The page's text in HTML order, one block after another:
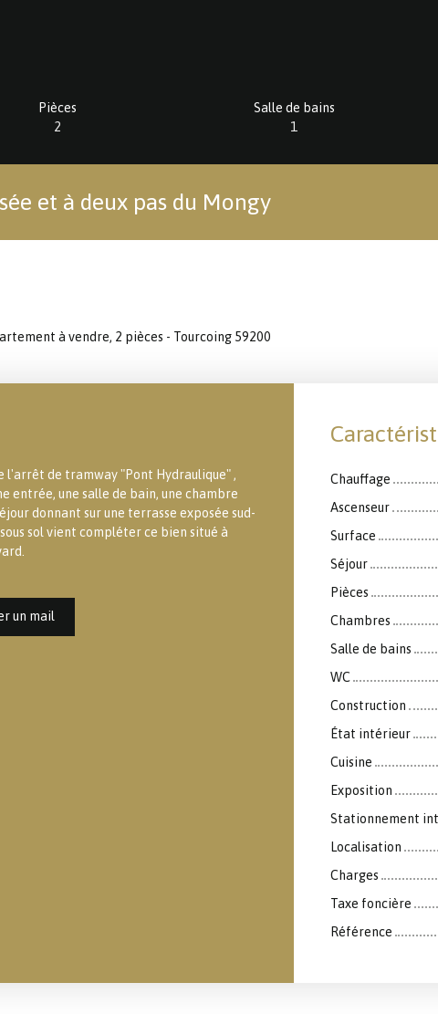
Pièces
2
Salle de bains
1
et à deux pas du Mongy
à vendre, 2 pièces - Tourcoing 59200
l'arrêt de tramway "Pont Hydraulique" ,
entrée, une salle de bain, une chambre
donnant sur une terrasse exposée sud-
sol vient compléter ce bien situé à
un mail
Chauffage
Ascenseur
Surface
Séjour
Pièces
Chambres
Salle de bains
WC
Construction
État intérieur
Cuisine
Exposition
Stationnement
Localisation
Charges
Taxe foncière
Référence